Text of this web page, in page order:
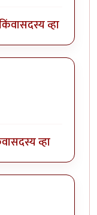
सदस्य व्हा
सदस्य व्हा